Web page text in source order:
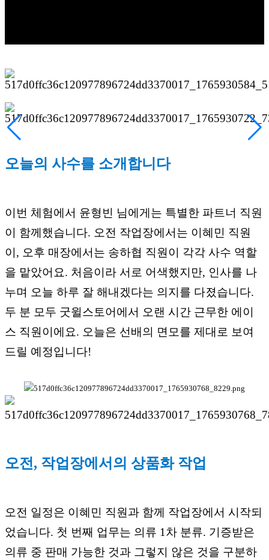
오늘의 사수를 소개합니다
이번 체험에서 윤형빈 님에게는 특별한 파트너 직원
이 함께했습니다. 오전 작업장에서는 이혜민 직원
이, 오후 매장에서는 송하협 직원이 각각 사수 역할
을 맡았어요. 처음이라 서로 어색했지만, 인사를 나
누며 오늘 하루 잘 해내겠다는 의지를 다졌습니다.
두 분 모두 굿윌스토어에서 오랜 시간 근무한 에이
스 직원이에요. 오늘은 선배의 면모를 제대로 보여
드릴 예정입니다!
오전, 작업장에서의 상품화 작업
오전 일정은 이혜민 직원과 함께 작업장에서 시작되
었습니다. 첫 번째 업무는 의류 1차 분류. 기증받은
의류 중 판매 가능한 것과 그렇지 않은 것을 구분하